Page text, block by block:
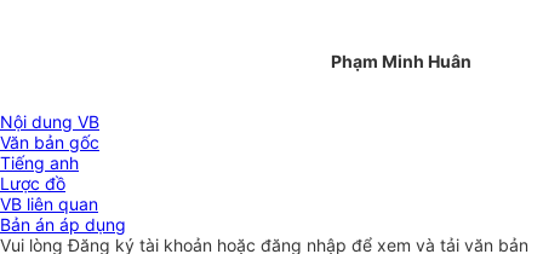
Phạm Minh Huân
Nội dung VB
Văn bản gốc
Tiếng anh
Lược đồ
VB liên quan
Bản án áp dụng
Vui lòngĐăng ký tài khoản hoặc đăng nhập để xem và tải văn bản